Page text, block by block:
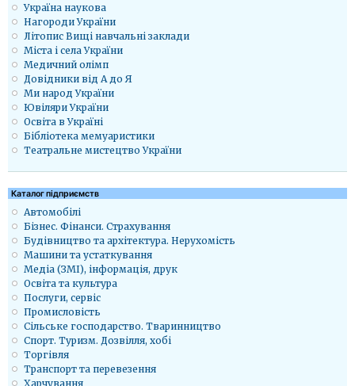
Україна наукова
Нагороди України
Літопис Вищі навчальні заклади
Міста і села України
Медичний олімп
Довідники від А до Я
Ми народ України
Ювіляри України
Освіта в Україні
Бібліотека мемуаристики
Театральне мистецтво України
Каталог підприємств
Автомобілі
Бізнес. Фінанси. Страхування
Будівництво та архітектура. Нерухомість
Машини та устаткування
Медіа (ЗМІ), інформація, друк
Освіта та культура
Послуги, сервіс
Промисловість
Сільське господарство. Тваринництво
Спорт. Туризм. Дозвілля, хобі
Торгівля
Транспорт та перевезення
Харчування